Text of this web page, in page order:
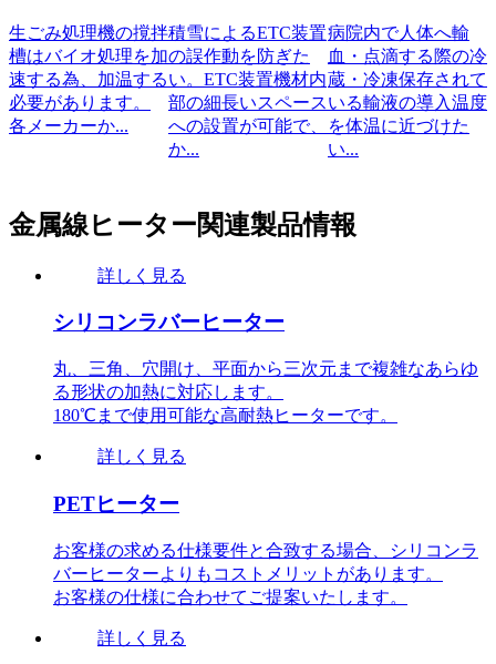
寒冷地において、屋
外設置向け監視カメ
ラ内部のマイコンが
外気温下では正常に
プリンターで印刷時
の紙詰まりを防止し
たい。
お客様の要求仕様で
は、高い消費電力を
必要とする仕様であ
りシリコンラバーヒ
ーターを提案しま...
金属線ヒーター関連製品情報
詳しく見る
シリコンラバーヒーター
丸、三角、穴開け、平面から三次元まで複雑なあらゆ
る形状の加熱に対応します。
180℃まで使用可能な高耐熱ヒーターです。
詳しく見る
PETヒーター
お客様の求める仕様要件と合致する場合、シリコンラ
バーヒーターよりもコストメリットがあります。
お客様の仕様に合わせてご提案いたします。
詳しく見る